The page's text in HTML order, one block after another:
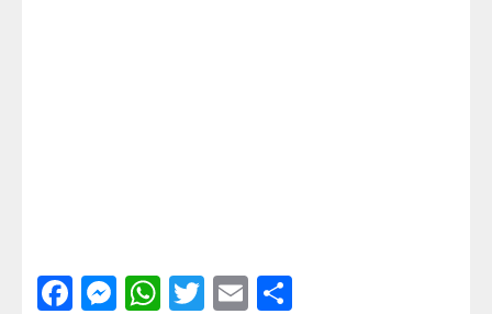
Facebook
Messenger
WhatsApp
TwitterEmail